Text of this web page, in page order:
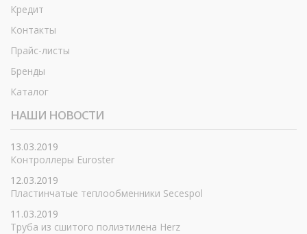
Кредит
Контакты
Прайс-листы
Бренды
Каталог
НАШИ НОВОСТИ
13.03.2019
Контроллеры Euroster
12.03.2019
Пластинчатые теплообменники Secespol
11.03.2019
Труба из сшитого полиэтилена Herz